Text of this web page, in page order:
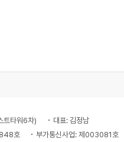
트타워6차)
대표: 김정남
호 부가통신사업: 제003081호